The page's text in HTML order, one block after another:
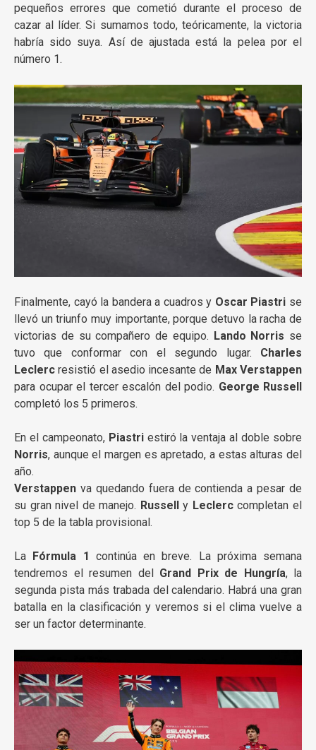
pequeños errores que cometió durante el proceso de
cazar al líder. Si sumamos todo, teóricamente, la victoria
habría sido suya. Así de ajustada está la pelea por el
número 1.
Finalmente, cayó la bandera a cuadros y Oscar Piastri se
llevó un triunfo muy importante, porque detuvo la racha de
victorias de su compañero de equipo. Lando Norris se
tuvo que conformar con el segundo lugar. Charles
Leclerc resistió el asedio incesante de Max Verstappen
para ocupar el tercer escalón del podio. George Russell
completó los 5 primeros.
En el campeonato, Piastriestiró la ventaja al doble sobre
Norris, aunque el margen es apretado, a estas alturas del
año.
Verstappen va quedando fuera de contienda a pesar de
su gran nivel de manejo. Russell y Leclerccompletan el
top 5 de la tabla provisional.
La Fórmula 1
continúa en breve. La próxima semana
tendremos el resumen del Grand Prix de Hungría, la
segunda pista más trabada del calendario. Habrá una gran
batalla en la clasificación y veremos si el clima vuelve a
ser un factor determinante.